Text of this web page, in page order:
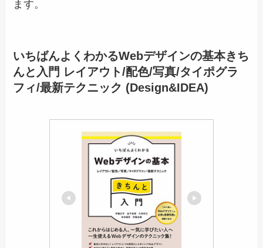
ます。
いちばんよくわかるWebデザインの基本きち
んと入門 レイアウト/配色/写真/タイポグラ
フィ/最新テクニック (Design&IDEA)